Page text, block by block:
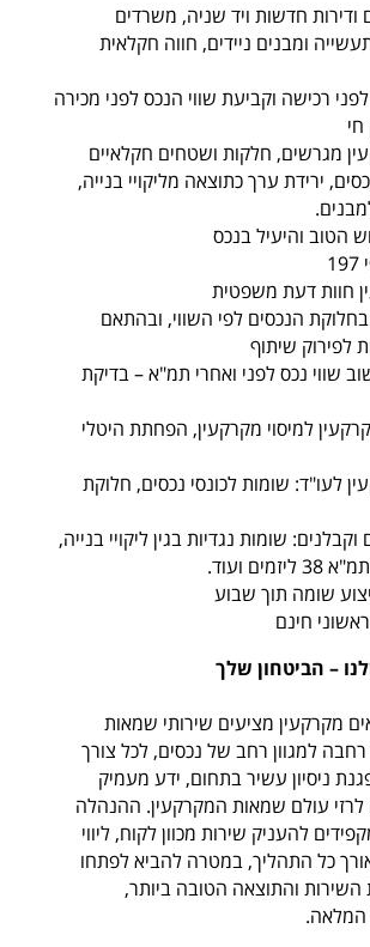
חדשות ויד שניה, משרדים
ומבנים ניידים, חווה חקלאית
רכישה וקביעת שווי הנכס לפני מכירה
מגרשים, חלקות ושטחים חקלאיים
ירידת ערך כתוצאה מליקויי בנייה,
הטוב והיעיל בנכס
חוות דעת משפטית
בחלוקת הנכסים לפי השווי, ובהתאם
לפירוק שיתוף
38, חישוב שווי נכס לפני ואחרי תמ"א – בדיקת
למיסוי מקרקעין, הפחתת היטלי
לעו"ד: שומות לכונסי נכסים, חלוקת
שומות נגדיות בגין ליקויי בנייה,
ועוד.
שומה תוך שבוע
חינם
– הביטחון שלך
מקרקעין מציעים שירותי שמאות
למגוון רחב של נכסים, לכל צורך
ניסיון עשיר בתחום, ידע מעמיק
לרזי עולם שמאות המקרקעין. ההנהלה
להעניק שירות מכוון לקוח, ליווי
כל התהליך, במטרה להביא לפתחו
והתוצאה הטובה ביותר,
המלאה.